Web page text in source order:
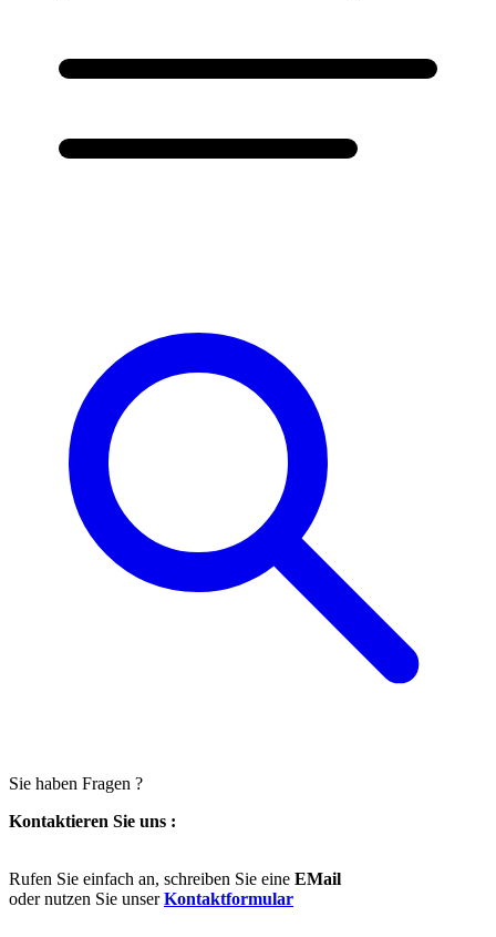
Sie haben Fragen ?
Kontaktieren Sie uns :
Rufen Sie einfach an, schreiben Sie eine EMail
oder nutzen Sie unserKontaktformular